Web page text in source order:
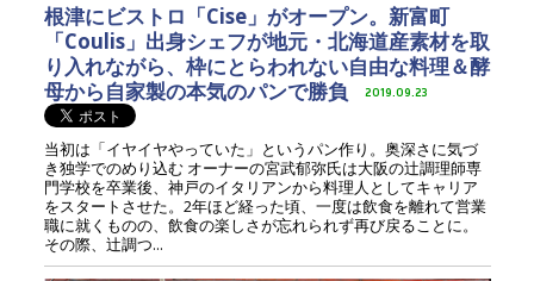
根津にビストロ「Cise」がオープン。新富町
「Coulis」出身シェフが地元・北海道産素材を取
り入れながら、枠にとらわれない自由な料理＆酵
母から自家製の本気のパンで勝負
2019.09.23
当初は「イヤイヤやっていた」というパン作り。奥深さに気づ
き独学でのめり込む オーナーの宮武郁弥氏は大阪の辻調理師専
門学校を卒業後、神戸のイタリアンから料理人としてキャリア
をスタートさせた。2年ほど経った頃、一度は飲食を離れて営業
職に就くものの、飲食の楽しさが忘れられず再び戻ることに。
その際、辻調つ...